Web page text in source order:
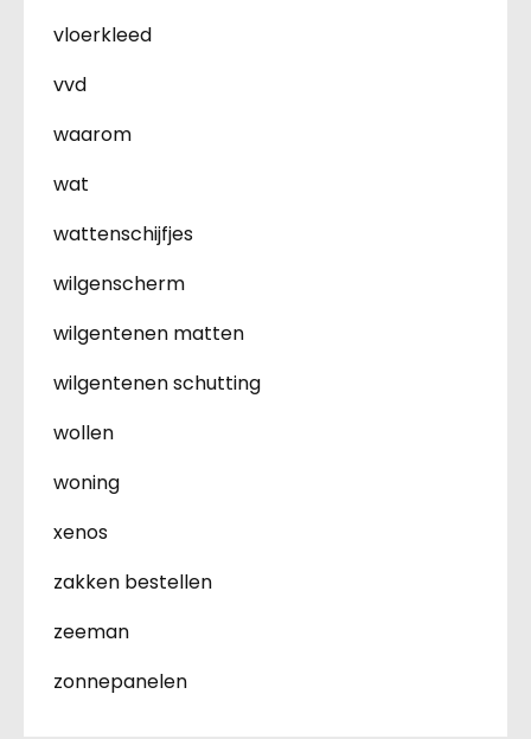
vloerkleed
vvd
waarom
wat
wattenschijfjes
wilgenscherm
wilgentenen matten
wilgentenen schutting
wollen
woning
xenos
zakken bestellen
zeeman
zonnepanelen